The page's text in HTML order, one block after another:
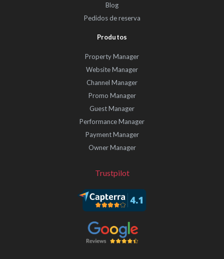
Blog
Pedidos de reserva
Produtos
Property Manager
Website Manager
Channel Manager
Promo Manager
Guest Manager
Performance Manager
Payment Manager
Owner Manager
Trustpilot